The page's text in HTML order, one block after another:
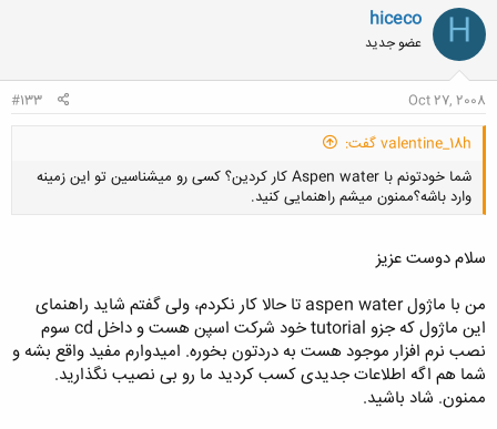
H
hiceco
عضو جدید
Oct 27, 2008
#133
valentine_18h گفت:
شما خودتونم با Aspen water کار کردین؟ کسی رو میشناسین تو این زمینه
وارد باشه؟ممنون میشم راهنمایی کنید.
کلیک کنید تا باز شود...
سلام دوست عزیز
من با ماژول aspen water تا حالا کار نکردم، ولی گفتم شاید راهنمای
این ماژول که جزو tutorial خود شرکت اسپن هست و داخل cd سوم
نصب نرم افزار موجود هست به دردتون بخوره. امیدوارم مفید واقع بشه و
شما هم اگه اطلاعات جدیدی کسب کردید ما رو بی نصیب نگذارید.
ممنون. شاد باشید.